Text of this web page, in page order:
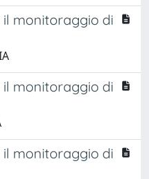
il monitoraggio di
il monitoraggio di
il monitoraggio di